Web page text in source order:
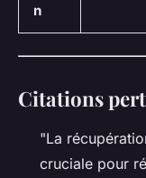
n
Citations
"La
cruciale pour